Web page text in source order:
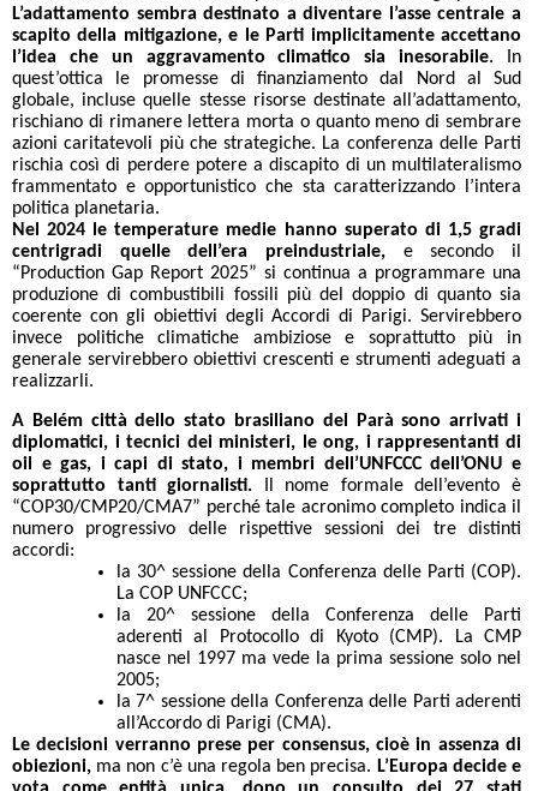
L’adattamento sembra destinato a diventare l’asse centrale a
scapito della mitigazione, e le Parti implicitamente accettano
l’idea che un aggravamento climatico sia inesorabile. In
quest’ottica le promesse di finanziamento dal Nord al Sud
globale, incluse quelle stesse risorse destinate all’adattamento,
rischiano di rimanere lettera morta o quanto meno di sembrare
azioni caritatevoli più che strategiche. La conferenza delle Parti
rischia così di perdere potere a discapito di un multilateralismo
frammentato e opportunistico che sta caratterizzando l’intera
politica planetaria.
Nel 2024 le temperature medie hanno superato di 1,5 gradi
centrigradi quelle dell’era preindustriale, e secondo il
“Production Gap Report 2025” si continua a programmare una
produzione di combustibili fossili più del doppio di quanto sia
coerente con gli obiettivi degli Accordi di Parigi. Servirebbero
invece politiche climatiche ambiziose e soprattutto più in
generale servirebbero obiettivi crescenti e strumenti adeguati a
realizzarli.
A Belém città dello stato brasiliano del Parà sono arrivati i
diplomatici, i tecnici dei ministeri, le ong, i rappresentanti di
oil e gas, i capi di stato, i membri dell’UNFCCC dell’ONU e
soprattutto tanti giornalisti. Il nome formale dell’evento è
“COP30/CMP20/CMA7” perché tale acronimo completo indica il
numero progressivo delle rispettive sessioni dei tre distinti
accordi:
la 30^ sessione della Conferenza delle Parti (COP).
La COP UNFCCC;
la 20^ sessione della Conferenza delle Parti
aderenti al Protocollo di Kyoto (CMP). La CMP
nasce nel 1997 ma vede la prima sessione solo nel
2005;
la 7^ sessione della Conferenza delle Parti aderenti
all’Accordo di Parigi (CMA).
Le decisioni verranno prese per consensus, cioè in assenza di
obiezioni, ma non c’è una regola ben precisa. L’Europa decide e